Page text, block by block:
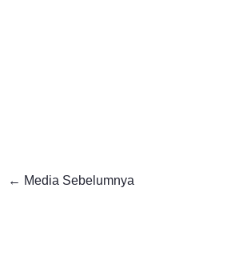
← Media Sebelumnya